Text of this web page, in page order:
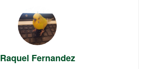
Raquel Fernandez